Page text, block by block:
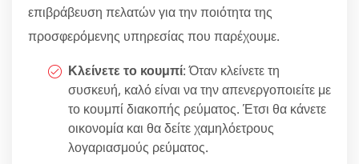
επιβράβευση πελατών για την ποιότητα της
προσφερόμενης υπηρεσίας που παρέχουμε.
Κλείνετε το κουμπί: Όταν κλείνετε τη
συσκευή, καλό είναι να την απενεργοποιείτε με
το κουμπί διακοπής ρεύματος. Έτσι θα κάνετε
οικονομία και θα δείτε χαμηλόετρους
λογαριασμούς ρεύματος.